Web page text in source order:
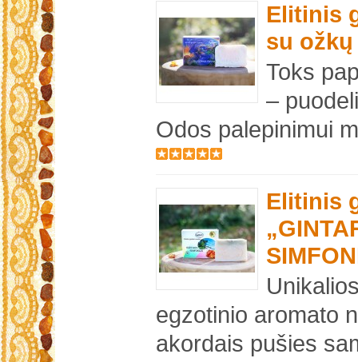
Elitinis
su
Toks
–
Odos palepinimui
Elitinis
egzotinio aromato
akordais pušies